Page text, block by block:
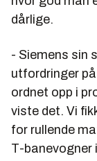
dårlige.
- Siemens sin
utfordringer
ordnet opp i
viste det. Vi
for rullende
T-banevogner